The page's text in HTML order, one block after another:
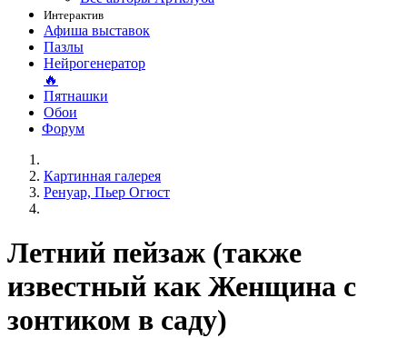
Интерактив
Афиша выставок
Пазлы
Нейрогенератор
🔥
Пятнашки
Обои
Форум
Картинная галерея
Ренуар, Пьер Огюст
Летний пейзаж (также
известный как Женщина с
зонтиком в саду)